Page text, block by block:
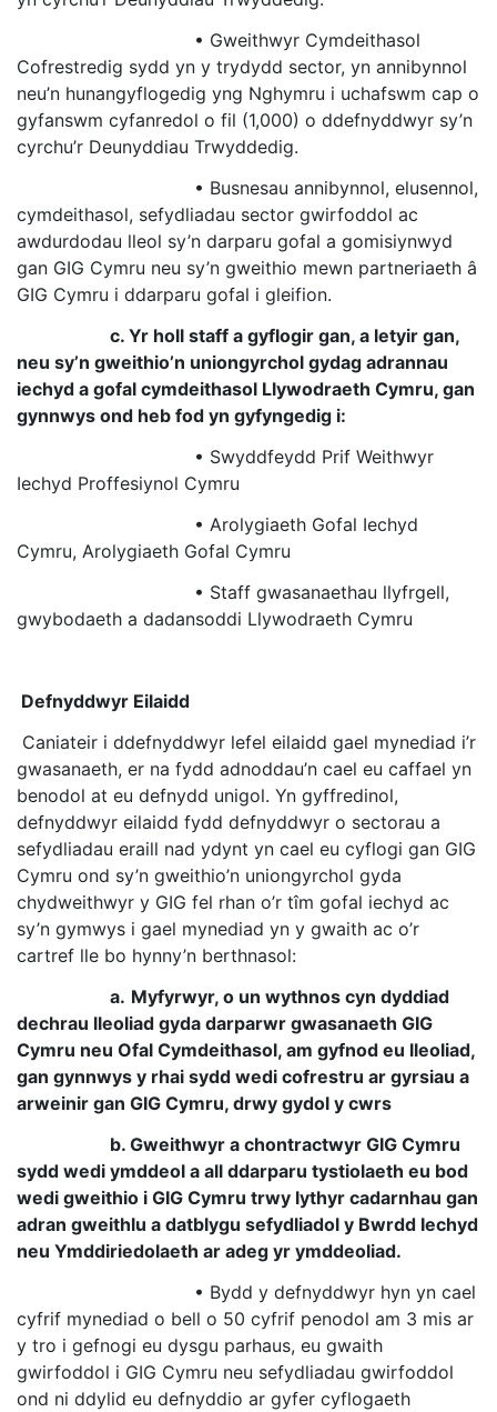
• Gweithwyr Cymdeithasol
Cofrestredig sydd yn y trydydd sector, yn annibynnol
neu’n hunangyflogedig yng Nghymru i uchafswm cap o
gyfanswm cyfanredol o fil (1,000) o ddefnyddwyr sy’n
cyrchu’r Deunyddiau Trwyddedig.
• Busnesau annibynnol, elusennol,
cymdeithasol, sefydliadau sector gwirfoddol ac
awdurdodau lleol sy’n darparu gofal a gomisiynwyd
gan GIG Cymru neu sy’n gweithio mewn partneriaeth â
GIG Cymru i ddarparu gofal i gleifion.
c. Yr holl staff a gyflogir gan, a letyir gan,
neu sy’n gweithio’n uniongyrchol gydag adrannau
iechyd a gofal cymdeithasol Llywodraeth Cymru, gan
gynnwys ond heb fod yn gyfyngedig i:
• Swyddfeydd Prif Weithwyr
Iechyd Proffesiynol Cymru
• Arolygiaeth Gofal Iechyd
Cymru, Arolygiaeth Gofal Cymru
• Staff gwasanaethau llyfrgell,
gwybodaeth a dadansoddi Llywodraeth Cymru
Defnyddwyr Eilaidd
Caniateir i ddefnyddwyr lefel eilaidd gael mynediad i’r
gwasanaeth, er na fydd adnoddau’n cael eu caffael yn
benodol at eu defnydd unigol. Yn gyffredinol,
defnyddwyr eilaidd fydd defnyddwyr o sectorau a
sefydliadau eraill nad ydynt yn cael eu cyflogi gan GIG
Cymru ond sy’n gweithio’n uniongyrchol gyda
chydweithwyr y GIG fel rhan o’r tîm gofal iechyd ac
sy’n gymwys i gael mynediad yn y gwaith ac o’r
cartref lle bo hynny’n berthnasol:
a. Myfyrwyr, o un wythnos cyn dyddiad
dechrau lleoliad gyda darparwr gwasanaeth GIG
Cymru neu Ofal Cymdeithasol, am gyfnod eu lleoliad,
gan gynnwys y rhai sydd wedi cofrestru ar gyrsiau a
arweinir gan GIG Cymru, drwy gydol y cwrs
b. Gweithwyr a chontractwyr GIG Cymru
sydd wedi ymddeol a all ddarparu tystiolaeth eu bod
wedi gweithio i GIG Cymru trwy lythyr cadarnhau gan
adran gweithlu a datblygu sefydliadol y Bwrdd Iechyd
neu Ymddiriedolaeth ar adeg yr ymddeoliad.
• Bydd y defnyddwyr hyn yn cael
cyfrif mynediad o bell o 50 cyfrif penodol am 3 mis ar
y tro i gefnogi eu dysgu parhaus, eu gwaith
gwirfoddol i GIG Cymru neu sefydliadau gwirfoddol
ond ni ddylid eu defnyddio ar gyfer cyflogaeth